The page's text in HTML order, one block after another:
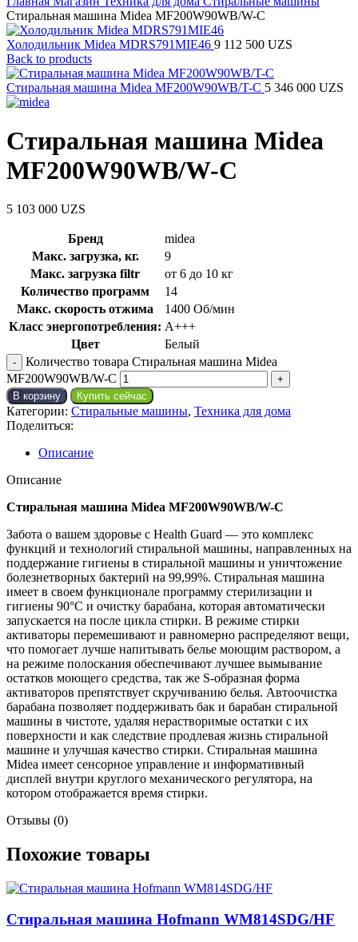
Стиральная машина Midea MF200W90WB/W-C
Холодильник Midea MDRS791MIE46 9 112 500 UZS
Back to products
Стиральная машина Midea MF200W90WB/T-C 5 346 000 UZS
Стиральная машина Midea
MF200W90WB/W-C
5 103 000 UZS
Бренд
midea
Макс. загрузка, кг.
9
Макс. загрузка filtr
от 6 до 10 кг
Количество программ
14
Макс. скорость отжима
1400 Об/мин
Класс энергопотребления: A+++
Цвет
Белый
Количество товара Стиральная машина Midea
MF200W90WB/W-C
В корзину Купить сейчас
Категории: Стиральные машины, Техника для дома
Поделиться:
Описание
Описание
Стиральная машина Midea MF200W90WB/W-C
Забота о вашем здоровье с Health Guard — это комплекс
функций и технологий стиральной машины, направленных на
поддержание гигиены в стиральной машины и уничтожение
болезнетворных бактерий на 99,99%. Стиральная машина
имеет в своем функционале программу стерилизации и
гигиены 90°С и очистку барабана, которая автоматически
запускается на после цикла стирки. В режиме стирки
активаторы перемешивают и равномерно распределяют вещи,
что помогает лучше напитывать белье моющим раствором, а
на режиме полоскания обеспечивают лучшее вымывание
остатков моющего средства, так же S-образная форма
активаторов препятствует скручиванию белья. Автоочистка
барабана позволяет поддерживать бак и барабан стиральной
машины в чистоте, удаляя нерастворимые остатки с их
поверхности и как следствие продлевая жизнь стиральной
машине и улучшая качество стирки. Стиральная машина
Midea имеет сенсорное управление и информативный
дисплей внутри круглого механического регулятора, на
котором отображается время стирки.
Отзывы (0)
Похожие товары
Стиральная машина Hofmann WM814SDG/HF